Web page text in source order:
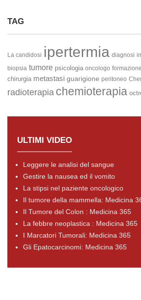
TAG
La candidosi ipertermia diagnosi
biopsia tumore psicologia oncologo formazione
chirurgia metastasi guarigione peritoneo
radioterapia chemioterapia
ULTIMI VIDEO
Leggere le analisi del sangue
Gestire la nausea ed il vomito
La stipsi nel paziente oncologico
Il tumore della mammella: Medicina
Il Tumore del Colon : Medicina 365
La febbre neoplastica : Medicina 365
I Marcatori Tumorali: Medicina 365
Gli Epatocarcinomi: Medicina 365